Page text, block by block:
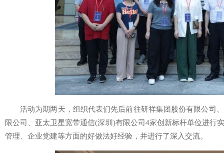
活动为期两天，组织代表们先后前往研祥集团股份有限公司
限公司、亚太卫星宽带通信(深圳)有限公司4家创新标杆单位进行
管理、企业党建等方面的好做法好经验，并进行了深入交流。